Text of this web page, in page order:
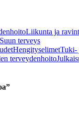
Liikunta ja
Suun terveys
HengityselimetTuki-
terveydenhoito